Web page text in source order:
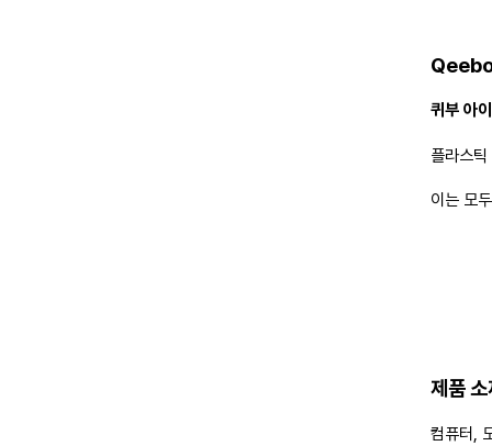
달할 수
퀴부의
여러 가
엇보다
퀴부 아
플라스
이는 모
제품
컴퓨터,